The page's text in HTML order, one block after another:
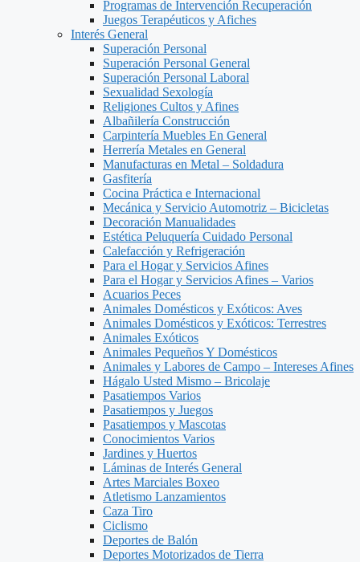
Programas de Intervención Recuperación
Juegos Terapéuticos y Afiches
Interés General
Superación Personal
Superación Personal General
Superación Personal Laboral
Sexualidad Sexología
Religiones Cultos y Afines
Albañilería Construcción
Carpintería Muebles En General
Herrería Metales en General
Manufacturas en Metal – Soldadura
Gasfitería
Cocina Práctica e Internacional
Mecánica y Servicio Automotriz – Bicicletas
Decoración Manualidades
Estética Peluquería Cuidado Personal
Calefacción y Refrigeración
Para el Hogar y Servicios Afines
Para el Hogar y Servicios Afines – Varios
Acuarios Peces
Animales Domésticos y Exóticos: Aves
Animales Domésticos y Exóticos: Terrestres
Animales Exóticos
Animales Pequeños Y Domésticos
Animales y Labores de Campo – Intereses Afines
Hágalo Usted Mismo – Bricolaje
Pasatiempos Varios
Pasatiempos y Juegos
Pasatiempos y Mascotas
Conocimientos Varios
Jardines y Huertos
Láminas de Interés General
Artes Marciales Boxeo
Atletismo Lanzamientos
Caza Tiro
Ciclismo
Deportes de Balón
Deportes Motorizados de Tierra